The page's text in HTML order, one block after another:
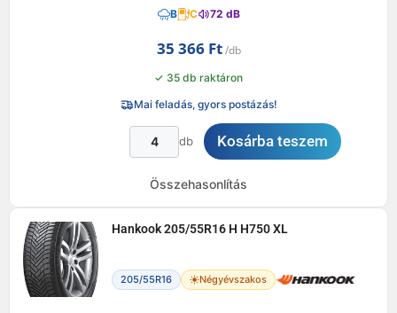
B C 72 dB
35 366 Ft
✓ 35 db raktáron
Mai feladás, gyors postázás!
db Kosárba teszem
Összehasonlítás
Hankook 205/55R16 H H750 XL
205/55R16 Négyévszakos